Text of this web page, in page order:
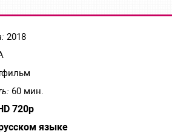
2018
60 мин.
720р
языке